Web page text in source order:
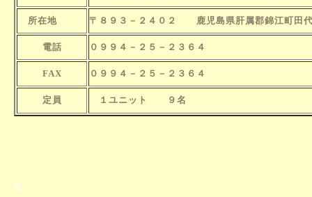
所在地 〒８９３－２４０２ 鹿児島県肝属郡錦江町田
電話 ０９９４－２５－２３６４
FAX ０９９４－２５－２３６４
定員 １ユニット ９名
ｇ